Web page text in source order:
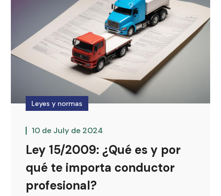
Leyes y normas
10 de July de 2024
Ley 15/2009: ¿Qué es y por
qué te importa conductor
profesional?